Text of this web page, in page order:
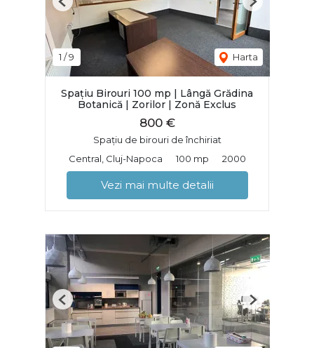
1 /9 Harta
Previous Next
Spațiu Birouri 100 mp | Lângă Grădina
Botanică | Zorilor | Zonă Exclus
800 €
Spațiu de birouri de închiriat
Central, Cluj-Napoca
100 mp 2000
Vezi mai multe detalii
Previous Next